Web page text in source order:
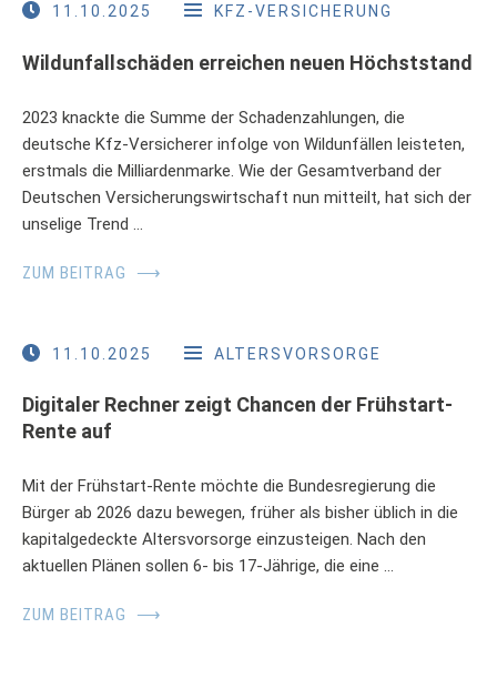
11.10.2025 KFZ-VERSICHERUNG
Wildunfallschäden erreichen neuen Höchststand
2023 knackte die Summe der Schadenzahlungen, die
deutsche Kfz-Versicherer infolge von Wildunfällen leisteten,
erstmals die Milliardenmarke. Wie der Gesamtverband der
Deutschen Versicherungswirtschaft nun mitteilt, hat sich der
unselige Trend …
ZUM BEITRAG ⟶
11.10.2025 ALTERSVORSORGE
Digitaler Rechner zeigt Chancen der Frühstart-
Rente auf
Mit der Frühstart-Rente möchte die Bundesregierung die
Bürger ab 2026 dazu bewegen, früher als bisher üblich in die
kapitalgedeckte Altersvorsorge einzusteigen. Nach den
aktuellen Plänen sollen 6- bis 17-Jährige, die eine …
ZUM BEITRAG ⟶